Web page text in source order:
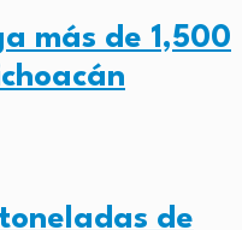
más de 1,500
de